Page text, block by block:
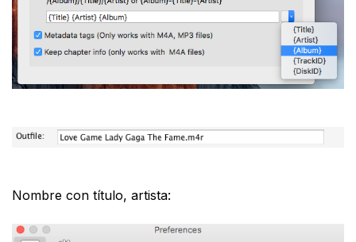
Nombre con título, artista: